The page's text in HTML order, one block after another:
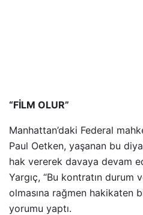
“FİLM OLUR”
Manhattan’daki Federal
Paul Oetken, yaşanan bu
hak vererek davaya devam
Yargıç, “Bu kontratın durum
olmasına rağmen hakikaten
yorumu yaptı.